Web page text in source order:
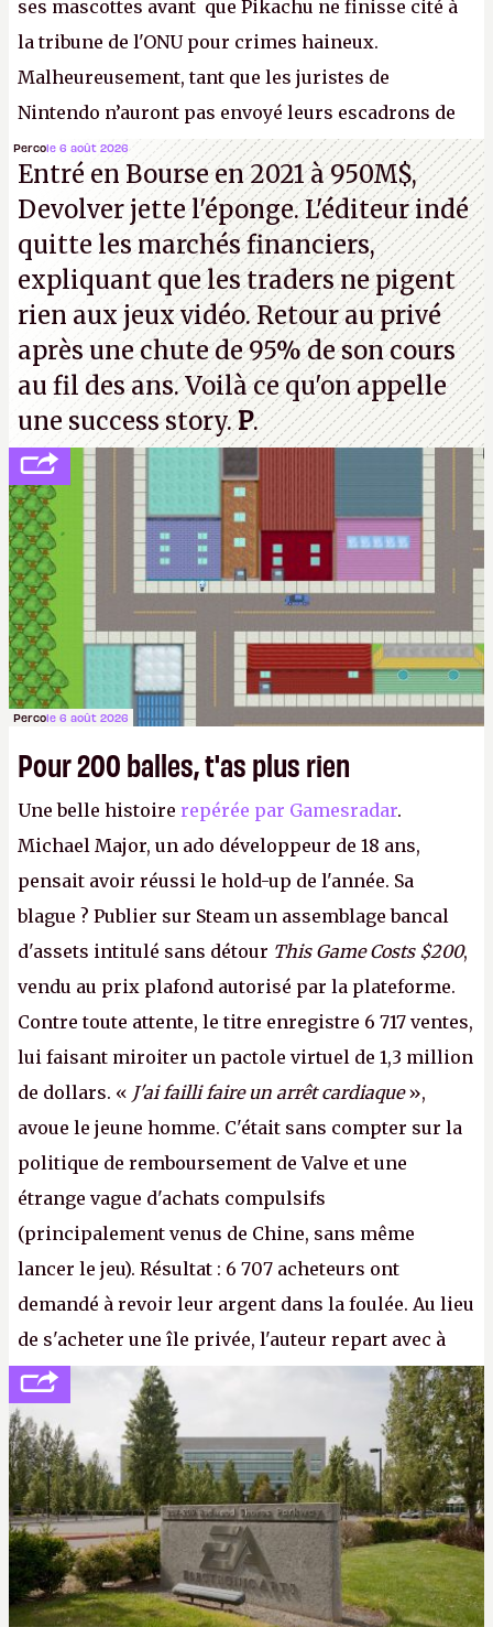
ses mascottes avant que Pikachu ne finisse cité à
la tribune de l'ONU pour crimes haineux.
Malheureusement, tant que les juristes de
Nintendo n’auront pas envoyé leurs escadrons de
la mort judiciaires pour distribuer du copyright
strike à tour de bras, l'Oncle Sam continuera
d'étaler sa confiture intellectuelle sur vos
souvenirs d'enfance.P.
Percole 6 août 2026
Entré en Bourse en 2021 à 950M$,
Devolver jette l'éponge. L'éditeur indé
quitte les marchés financiers,
expliquant que les traders ne pigent
rien aux jeux vidéo. Retour au privé
après une chute de 95% de son cours
au fil des ans. Voilà ce qu'on appelle
une success story.P.
Percole 6 août 2026
Pour 200 balles, t'as plus rien
Une belle histoire repérée par Gamesradar.
Michael Major, un ado développeur de 18 ans,
pensait avoir réussi le hold-up de l'année. Sa
blague ? Publier sur Steam un assemblage bancal
d'assets intitulé sans détour This Game Costs $200,
vendu au prix plafond autorisé par la plateforme.
Contre toute attente, le titre enregistre 6 717 ventes,
lui faisant miroiter un pactole virtuel de 1,3 million
de dollars. « J'ai failli faire un arrêt cardiaque»,
avoue le jeune homme. C'était sans compter sur la
politique de remboursement de Valve et une
étrange vague d'achats compulsifs
(principalement venus de Chine, sans même
lancer le jeu). Résultat : 6 707 acheteurs ont
demandé à revoir leur argent dans la foulée. Au lieu
de s'acheter une île privée, l'auteur repart avec à
peine 2 000 dollars en poche. C'est toujours plus
cher payé que le temps passé à dev, mais ça
apprendra aux petits malins qu'on ne braque pas
Gabe Newell aussi facilement.P.